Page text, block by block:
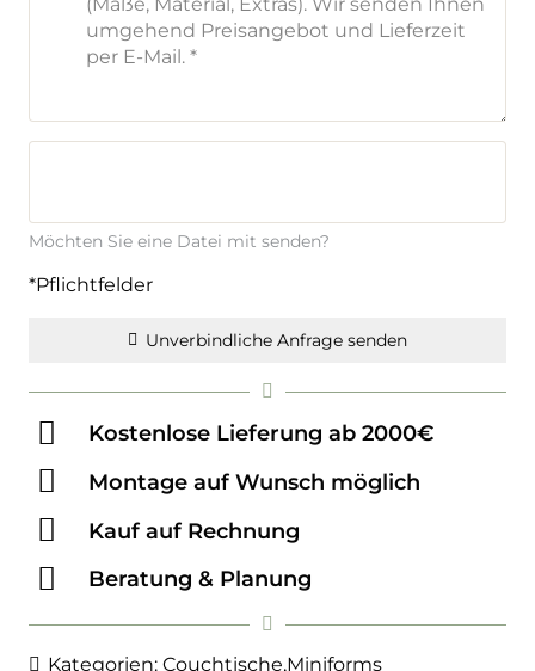
Möchten Sie eine Datei mit senden?
*Pflichtfelder
Unverbindliche Anfrage senden
Kostenlose Lieferung ab 2000€
Montage auf Wunsch möglich
Kauf auf Rechnung
Beratung & Planung
Kategorien:Couchtische,Miniforms